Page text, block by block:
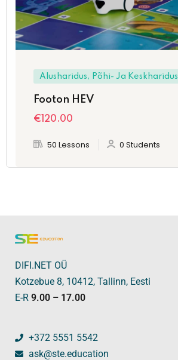
Alusharidus, Põhi- Ja Keskharidus
Footon HEV
€120.00
50 Lessons 0 Students
DIFI.NET OÜ
Kotzebue 8, 10412, Tallinn, Eesti
E-R 9.00 – 17.00
+372 5551 5542
ask@ste.education